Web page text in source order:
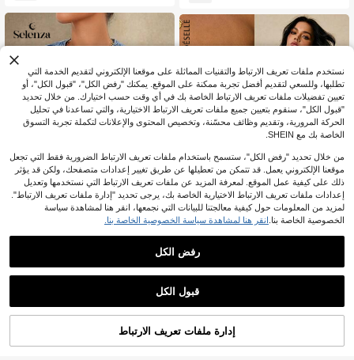
Poéselle ملابس علوية نسائي جديد من ال
جينز بأزرار معدنية للزينة، لون أزرق داك
ن، ملابس علوية جينز عصري فرنسي للخ
روج والمناسبات الرومانسية، قمصان عص
5
Selenza جاكيت جينز كاجوال أحادية الص
در للنساء لفصل الصيف
.00
%5 خصم! أضف إلى عربة التسوق بنجاح
نستخدم ملفات تعريف الارتباط والتقنيات المماثلة على موقعنا الإلكتروني لتقديم الخدمة التي
تطلبها، وللسعي لتقديم أفضل تجربة ممكنة على الموقع. يمكنك "رفض الكل"، "قبول الكل"، أو
تعيين تفضيلات ملفات تعريف الارتباط الخاصة بك في أي وقت حسب اختيارك. من خلال تحديد
"قبول الكل"، سنقوم بتعيين جميع ملفات تعريف الارتباط الاختيارية، والتي تساعدنا في تحليل
الحركة المرورية، وتقديم وظائف محسّنة، وتخصيص المحتوى والإعلانات لتكملة تجربة التسوق
الخاصة بك مع SHEIN.
من خلال تحديد "رفض الكل"، ستسمح باستخدام ملفات تعريف الارتباط الضرورية فقط التي تجعل
موقعنا الإلكتروني يعمل. قد تتمكن من تعطيلها عن طريق تغيير إعدادات متصفحك، ولكن قد يؤثر
ذلك على كيفية عمل الموقع. لمعرفة المزيد عن ملفات تعريف الارتباط التي نستخدمها وتعديل
إعدادات ملفات تعريف الارتباط الاختيارية الخاصة بك، يرجى تحديد "إدارة ملفات تعريف الارتباط".
لمزيد من المعلومات حول كيفية معالجتنا للبيانات التي نجمعها، انقر هنا لمشاهدة سياسة
الخصوصية الخاصة بنا. انقر هنا لمشاهدة سياسة الخصوصية الخاصة بنا.
رفض الكل
قبول الكل
إدارة ملفات تعريف الارتباط